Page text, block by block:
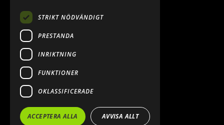
2026. ALL RIGHTS RESERVED.
POWERED BY EMPORI CMS
STRIKT NÖDVÄNDIGT
PRESTANDA
INRIKTNING
FUNKTIONER
OKLASSIFICERADE
ACCEPTERA ALLA AVVISA ALLT